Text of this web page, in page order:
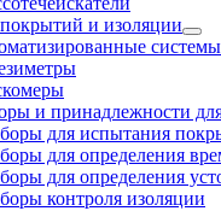
и изоляции
и принадлежности
для испытания
для определения
для определения
контроля изоляции